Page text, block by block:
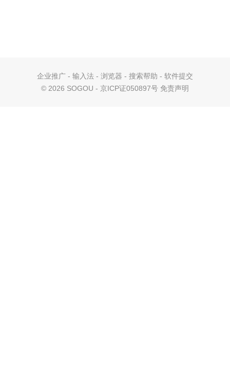
企业推广 - 输入法 - 浏览器 - 搜索帮助 - 软件提交
© 2026 SOGOU - 京ICP证050897号 免责声明